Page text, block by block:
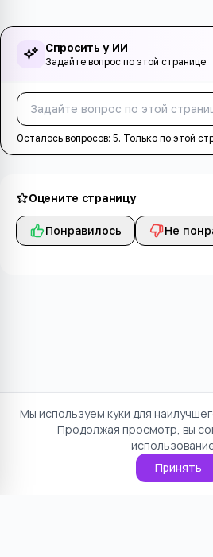
Спросить у ИИ
Задайте вопрос по этой странице
Осталось вопросов: 5. Только по этой
Оцените страницу
Понравилось Не
Мы используем куки для
Продолжая просмотр, вы
Принять